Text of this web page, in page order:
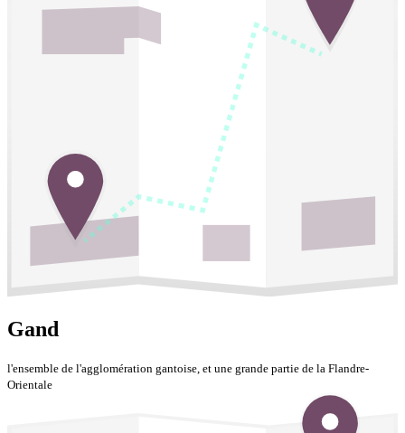
Gand
l'ensemble de l'agglomération gantoise, et une grande partie de la Flandre-
Orientale